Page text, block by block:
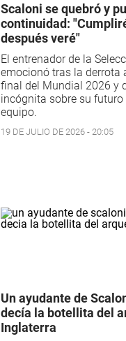
Scaloni se quebró y
continuidad:
después veré"
El entrenador de la
emocionó tras la derrota
final del Mundial 2026 y
incógnita sobre su futuro
equipo.
19 DE JULIO DE 2026 - 20:05
Un ayudante de
decía la botellita del
Inglaterra